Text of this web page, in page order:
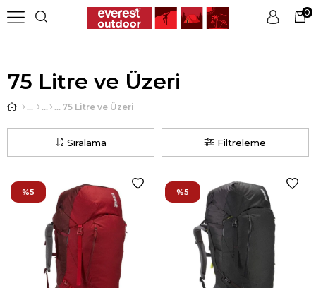
0
75 Litre ve Üzeri
75 Litre ve Üzeri
Filtreleme
Sıralama
%5 %5